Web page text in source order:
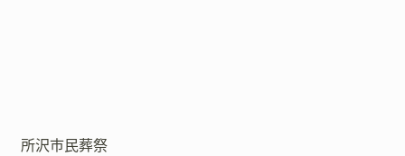
所沢市民葬祭